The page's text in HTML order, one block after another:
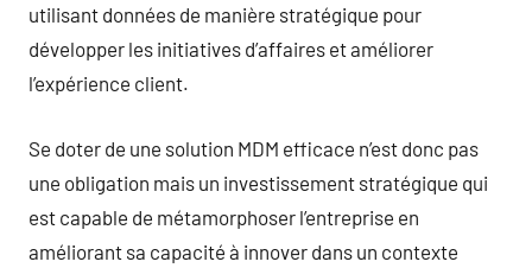
utilisant données de manière stratégique pour
développer les initiatives d’affaires et améliorer
l’expérience client.
Se doter de une solution MDM efficace n’est donc pas
une obligation mais un investissement stratégique qui
est capable de métamorphoser l’entreprise en
améliorant sa capacité à innover dans un contexte